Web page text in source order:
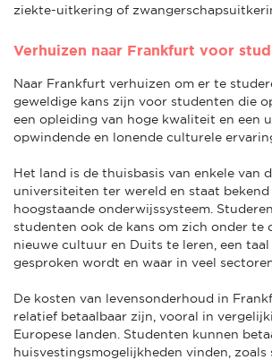
ziekte-uitkering of
Verhuizen naar Frankfurt voor
Naar Frankfurt verhuizen om er te
geweldige kans zijn voor studenten die
een opleiding van hoge kwaliteit en een
opwindende en lonende culturele
Het land is de thuisbasis van enkele van
universiteiten ter wereld en staat
hoogstaande onderwijssysteem.
studenten ook de kans om zich onder te
nieuwe cultuur en Duits te leren, een taal
gesproken wordt en waar in veel
De kosten van levensonderhoud in
relatief betaalbaar zijn, vooral in
Europese landen. Studenten kunnen
huisvestingsmogelijkheden vinden,